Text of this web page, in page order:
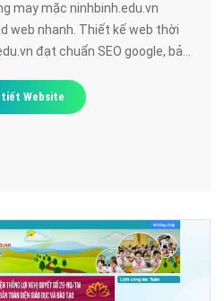
may mặc ninhbinh.edu.vn
web nhanh. Thiết kế web thời
đạt chuẩn SEO google, bảo
tiết Website